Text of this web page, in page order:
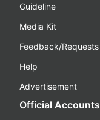
Guideline
Media Kit
Feedback/Requests
Help
Advertisement
Official Accounts